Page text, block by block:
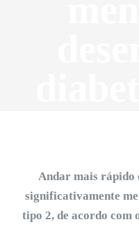
Andar mais rápido
significativamente
tipo 2, de acordo com